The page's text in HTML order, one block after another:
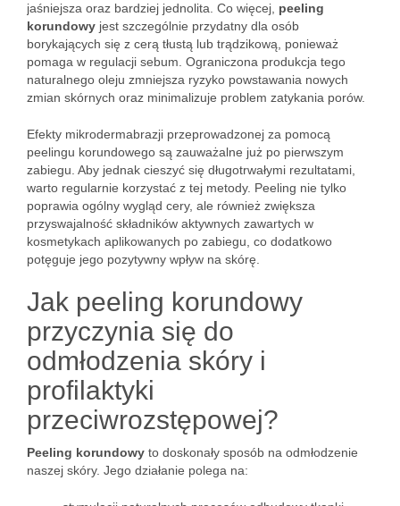
jaśniejsza oraz bardziej jednolita. Co więcej, peeling
korundowy jest szczególnie przydatny dla osób
borykających się z cerą tłustą lub trądzikową, ponieważ
pomaga w regulacji sebum. Ograniczona produkcja tego
naturalnego oleju zmniejsza ryzyko powstawania nowych
zmian skórnych oraz minimalizuje problem zatykania porów.
Efekty mikrodermabrazji przeprowadzonej za pomocą
peelingu korundowego są zauważalne już po pierwszym
zabiegu. Aby jednak cieszyć się długotrwałymi rezultatami,
warto regularnie korzystać z tej metody. Peeling nie tylko
poprawia ogólny wygląd cery, ale również zwiększa
przyswajalność składników aktywnych zawartych w
kosmetykach aplikowanych po zabiegu, co dodatkowo
potęguje jego pozytywny wpływ na skórę.
Jak peeling korundowy
przyczynia się do
odmłodzenia skóry i
profilaktyki
przeciwrozstępowej?
Peeling korundowy to doskonały sposób na odmłodzenie
naszej skóry. Jego działanie polega na: